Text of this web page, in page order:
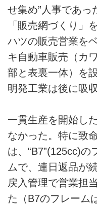
せ集め”人事であっ
「販売網づくり」
ハツの販売営業を
キ自動車販売（カ
部と表裏一体）を
明発工業は後に吸
一貫生産を開始し
なかった。特に致
は、“B7”(125cc)
ムで、連日返品が
戻入管理で営業担
た（B7のフレーム